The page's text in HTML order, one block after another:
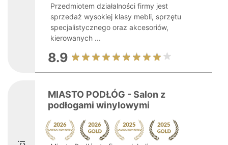
Przedmiotem działalności firmy jest
sprzedaż wysokiej klasy mebli, sprzętu
specjalistycznego oraz akcesoriów,
kierowanych ...
8.9
MIASTO PODŁÓG - Salon z
podłogami winylowymi